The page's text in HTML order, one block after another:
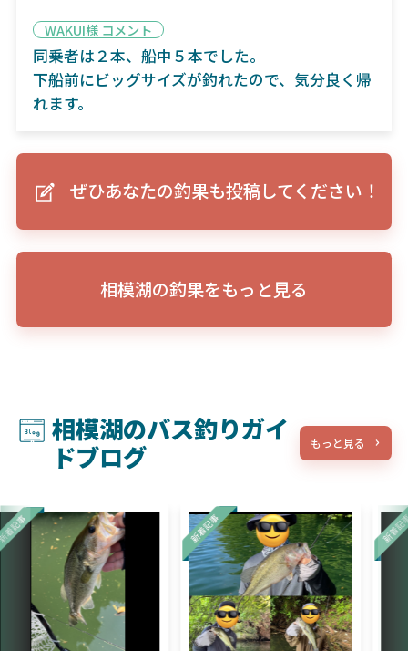
WAKUI様 コメント
同乗者は２本、船中５本でした。
下船前にビッグサイズが釣れたので、気分良く帰
れます。
ぜひあなたの釣果も投稿してください！
相模湖の釣果をもっと見る
相模湖のバス釣りガイ
ドブログ
もっと見る